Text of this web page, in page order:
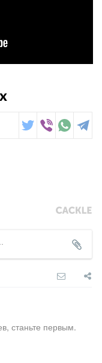
станьте первым.